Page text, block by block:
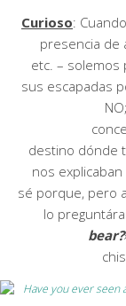
Curioso:
presencia de
etc. – solemos
sus escapadas
NO;
destino dónde
nos
sé porque, pero
lo
bear?